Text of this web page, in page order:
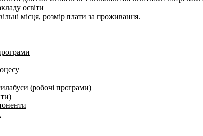
освіти
місця, розмір плати за проживання.
(робочі програми)